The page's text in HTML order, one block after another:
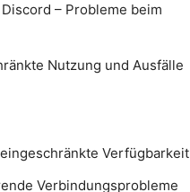
– Probleme beim
Nutzung und Ausfälle
Verfügbarkeit
Verbindungsprobleme